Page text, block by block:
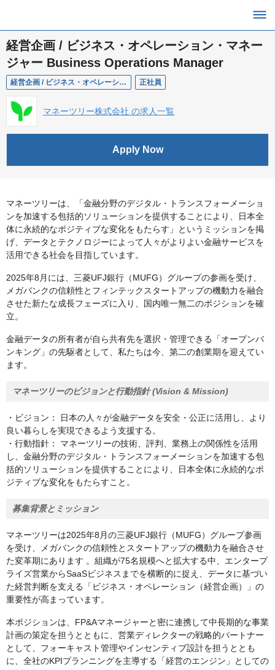
経営企画 / ビジネス・オペレーション・マネー
ジャー Business Operations Manager
経営企画 / ビジネス・オペレーション・マネージャー Business Operations Manager 正社員
マネーツリー株式会社 の求人一覧
Apply Now
マネーツリーは、「金融分野のデジタル・トランスフォーメーショ
ンを加速する包括的ソリューションを提供することにより、日本全
体に永続的なポジティブな変化をもたらす」というミッションを掲
げ、データとテクノロジーによって人々がよりよい金融サービスを
活用できる社会を目指しています。
2025年8月には、三菱UFJ銀行（MUFG）グループの参画を受け、
メガバンクの信頼性とフィンテックスタートアップの機動力を融合
させた新たな成長フェーズに入り、国内唯一無二のポジションを確
立。
金融データの所有者が自ら共有先を選択・管理できる「オープンバ
ンキング」の先駆者として、私たちは今、第二の創業期を迎えてい
ます。
マネーツリーのビジョンと行動指針 (Vision & Mission)
・ビジョン： 日本の人々が金融データを安全・公正に活用し、より
良い暮らしを実現できるよう支援する。
・行動指針： マネーツリーの技術、評判、業務上の関係性を活用
し、金融分野のデジタル・トランスフォーメーションを加速する包
括的ソリューションを提供することにより、日本全体に永続的なポ
ジティブな変化をもたらすこと。
募集背景とミッション
マネーツリーは2025年8月の三菱UFJ銀行（MUFG）グループ参画
を受け、メガバンクの信頼性とスタートアップの機動力を融合させ
た変革期にあります 。組織が75名規模へと拡大する中、エンタープ
ライズ営業からSaaSビジネスまでを横断的に捉え、データに基づい
た経営判断を支える「ビジネス・オペレーション（経営企画）」の
重要性が高まっています。
本ポジションは、FP&Aマネージャーと密に連携して中長期的な事業
計画の策定を担うとともに、営業ディレクターの戦略的パートナー
として、フォーキャスト管理やインセンティブ設計を担うととも
に、全社のKPIプランニングを主導する「経営のエンジン」としての